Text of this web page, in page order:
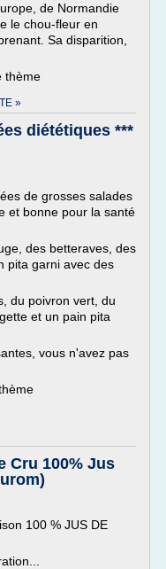
de Normandie
le chou-fleur en
Sa disparition,
thème
»
diététiques ***
de grosses salades
et bonne pour la santé
des betteraves, des
pita garni avec des
du poivron vert, du
et un pain pita
vous n'avez pas
Cru 100% Jus
100 % JUS DE